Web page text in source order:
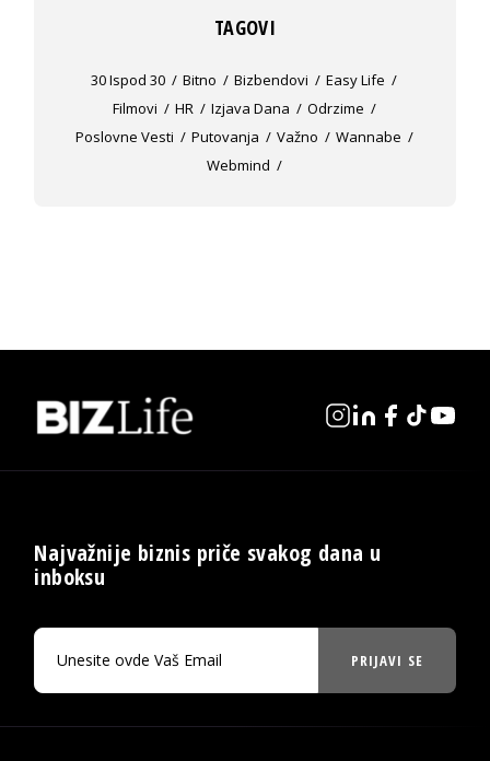
TAGOVI
30 Ispod 30 Bitno Bizbendovi
Easy Life
Filmovi
HR Izjava Dana
Odrzime
Poslovne Vesti
Putovanja Važno
Wannabe
Webmind
Najvažnije biznis priče svakog dana u
inboksu
PRIJAVI SE